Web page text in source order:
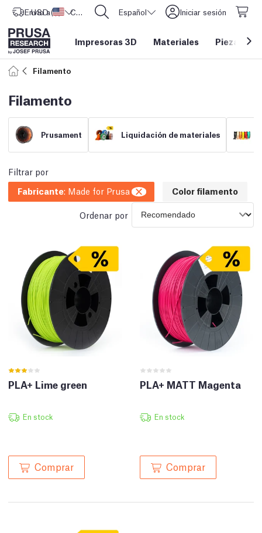
Envío a Estados Unidos
USD ($) CORE One L: ¡Ya disponible! Español Iniciar sesión
Impresoras 3D Materiales Piezas y
Filamento
Filamento
Prusament Liquidación de materiales
Filtrar por
Fabricante: Made for Prusa Color filamento
Ordenar por
PLA+ Lime green
En stock
Comprar
PLA+ MATT Magenta
En stock
Comprar